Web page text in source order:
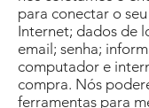
para conectar o
Internet; dados de
email; senha;
computador e
compra. Nós
ferramentas para